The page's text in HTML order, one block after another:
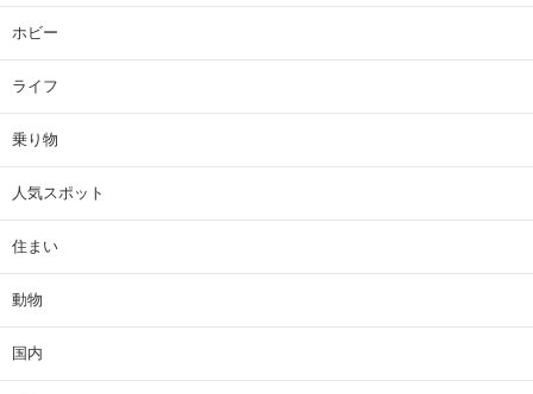
ホビー
ライフ
乗り物
人気スポット
住まい
動物
国内